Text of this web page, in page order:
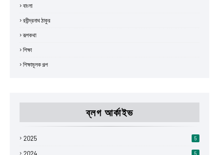
বাংলা
রবীন্দ্রনাথ ঠাকুর
রূপকথা
শিক্ষা
শিক্ষামূলক গল্প
ব্লগ আর্কাইভ
2025 5
5